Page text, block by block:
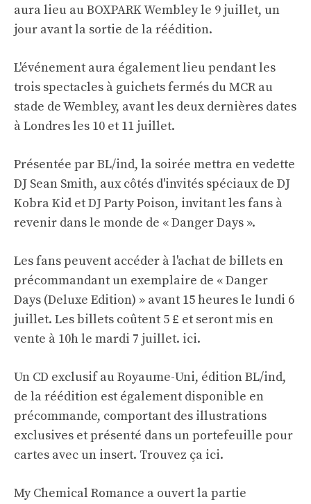
aura lieu au BOXPARK Wembley le 9 juillet, un
jour avant la sortie de la réédition.
L'événement aura également lieu pendant les
trois spectacles à guichets fermés du MCR au
stade de Wembley, avant les deux dernières dates
à Londres les 10 et 11 juillet.
Présentée par BL/ind, la soirée mettra en vedette
DJ Sean Smith, aux côtés d'invités spéciaux de DJ
Kobra Kid et DJ Party Poison, invitant les fans à
revenir dans le monde de « Danger Days ».
Les fans peuvent accéder à l'achat de billets en
précommandant un exemplaire de « Danger
Days (Deluxe Edition) » avant 15 heures le lundi 6
juillet. Les billets coûtent 5 £ et seront mis en
vente à 10h le mardi 7 juillet. ici.
Un CD exclusif au Royaume-Uni, édition BL/ind,
de la réédition est également disponible en
précommande, comportant des illustrations
exclusives et présenté dans un portefeuille pour
cartes avec un insert. Trouvez ça ici.
My Chemical Romance a ouvert la partie